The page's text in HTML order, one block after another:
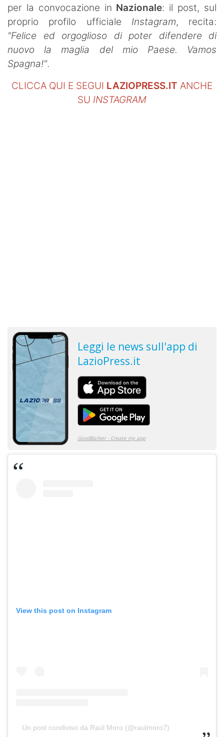
per la convocazione in Nazionale: il post, sul
proprio profilo ufficiale Instagram, recita:
"Felice ed orgoglioso di poter difendere di
nuovo la maglia del mio Paese. Vamos
Spagna!".
CLICCA QUI E SEGUI LAZIOPRESS.IT ANCHE
SU INSTAGRAM
View this post on Instagram
Un post condiviso da Raúl Moro (@raulmoro7)